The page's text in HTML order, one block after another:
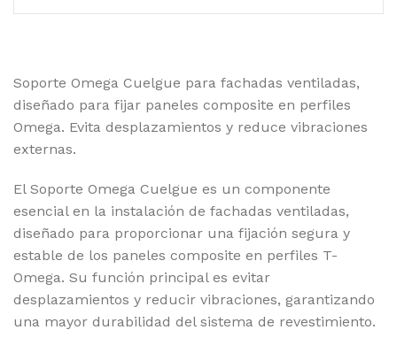
Soporte Omega Cuelgue para fachadas ventiladas,
diseñado para fijar paneles composite en perfiles
Omega. Evita desplazamientos y reduce vibraciones
externas.
El Soporte Omega Cuelgue es un componente
esencial en la instalación de fachadas ventiladas,
diseñado para proporcionar una fijación segura y
estable de los paneles composite en perfiles T-
Omega. Su función principal es evitar
desplazamientos y reducir vibraciones, garantizando
una mayor durabilidad del sistema de revestimiento.